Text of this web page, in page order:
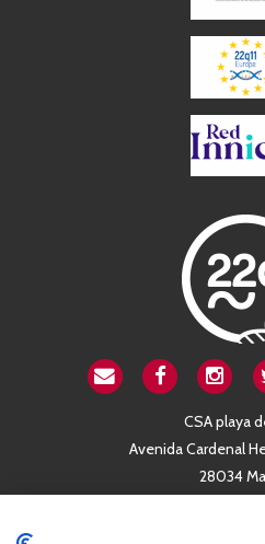
CSA playa
Avenida Cardenal
28034